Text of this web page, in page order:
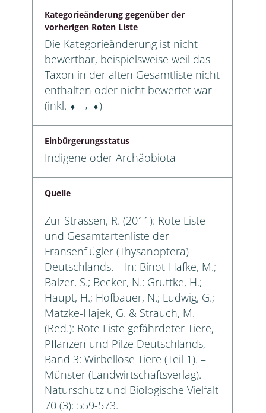
Kategorieänderung gegenüber der
vorherigen Roten Liste
Die Kategorieänderung ist nicht
bewertbar, beispielsweise weil das
Taxon in der alten Gesamtliste nicht
enthalten oder nicht bewertet war
(inkl. ⬧ → ⬧)
Einbürgerungsstatus
Indigene oder Archäobiota
Quelle
Zur Strassen, R. (2011): Rote Liste
und Gesamtartenliste der
Fransenflügler (Thysanoptera)
Deutschlands. – In: Binot-Hafke, M.;
Balzer, S.; Becker, N.; Gruttke, H.;
Haupt, H.; Hofbauer, N.; Ludwig, G.;
Matzke-Hajek, G. & Strauch, M.
(Red.): Rote Liste gefährdeter Tiere,
Pflanzen und Pilze Deutschlands,
Band 3: Wirbellose Tiere (Teil 1). –
Münster (Landwirtschaftsverlag). –
Naturschutz und Biologische Vielfalt
70 (3): 559-573.